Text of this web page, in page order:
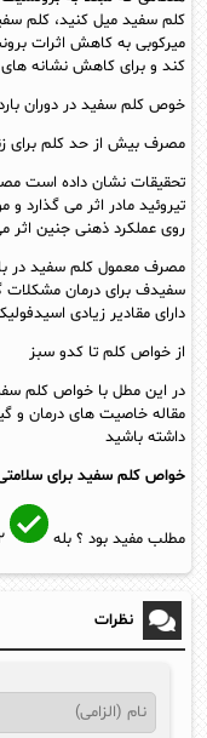
کلم سفید میل کنید، کلم
میرکوبی به کاهش اثرات
کند و برای کاهش نشانه
خوص کلم سفید در دوران
مصرف بیش از حد کلم برای
تحقیقات نشان داده است
تیروئید مادر اثر می گذارد
روی عملکرد ذهنی جنین اثر
مصرف معمول کلم سفید در
سفیدف برای درمان مشکلات
دارای مقادیر زیادی
از خواص کلم تا کدو سبز
در این مطل با خواص کلم
مقاله خاصیت های درمان و
داشته باشید
خواص کلم سفید برای
مطلب مفید بود ؟ بله
نظرات